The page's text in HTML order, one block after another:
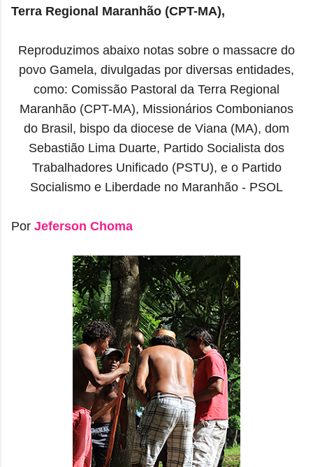
Terra Regional Maranhão (CPT-MA),
Reproduzimos abaixo notas sobre o massacre do
povo Gamela, divulgadas por diversas entidades,
como: Comissão Pastoral da Terra Regional
Maranhão (CPT-MA), Missionários Combonianos
do Brasil, bispo da diocese de Viana (MA), dom
Sebastião Lima Duarte, Partido Socialista dos
Trabalhadores Unificado (PSTU), e o Partido
Socialismo e Liberdade no Maranhão - PSOL
Por Jeferson Choma